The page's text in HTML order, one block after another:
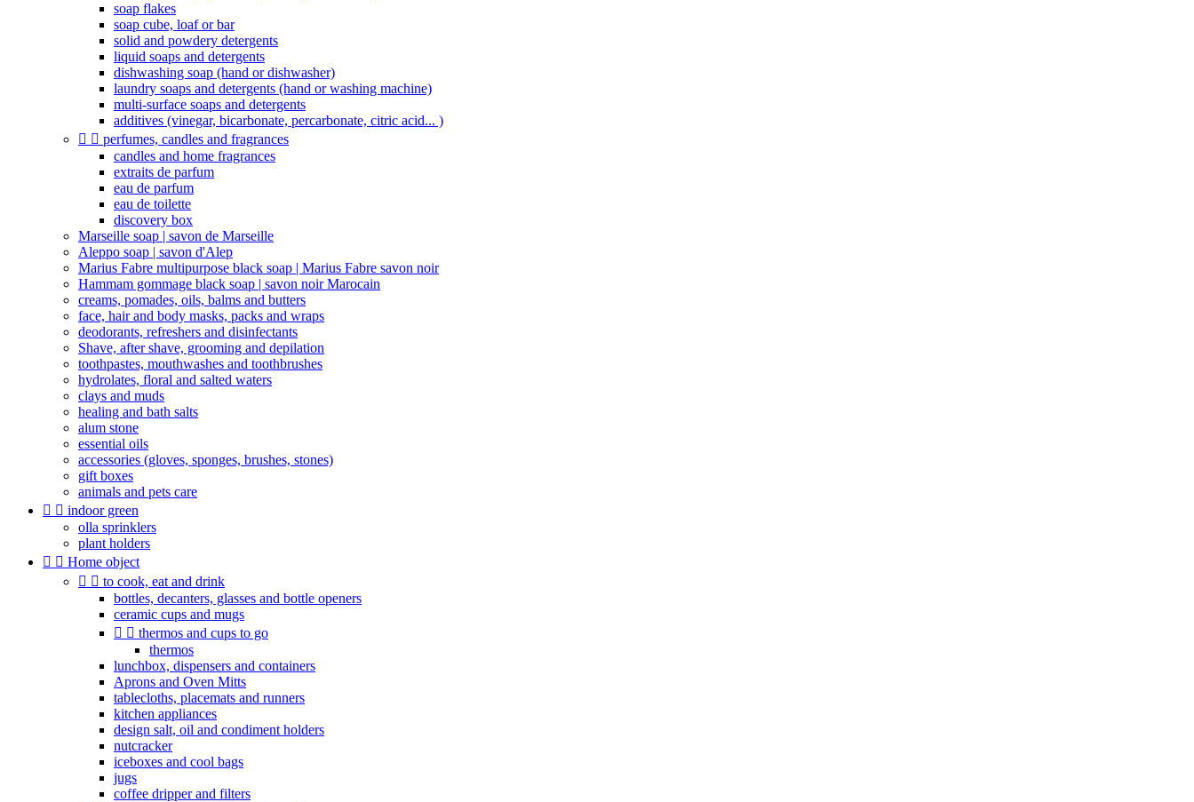
soap flakes
soap cube, loaf or bar
solid and powdery detergents
liquid soaps and detergents
dishwashing soap (hand or dishwasher)
laundry soaps and detergents (hand or washing machine)
multi-surface soaps and detergents
additives (vinegar, bicarbonate, percarbonate, citric acid... )
  perfumes, candles and fragrances
candles and home fragrances
extraits de parfum
eau de parfum
eau de toilette
discovery box
Marseille soap | savon de Marseille
Aleppo soap | savon d'Alep
Marius Fabre multipurpose black soap | Marius Fabre savon noir
Hammam gommage black soap | savon noir Marocain
creams, pomades, oils, balms and butters
face, hair and body masks, packs and wraps
deodorants, refreshers and disinfectants
Shave, after shave, grooming and depilation
toothpastes, mouthwashes and toothbrushes
hydrolates, floral and salted waters
clays and muds
healing and bath salts
alum stone
essential oils
accessories (gloves, sponges, brushes, stones)
gift boxes
animals and pets care
  indoor green
olla sprinklers
plant holders
  Home object
  to cook, eat and drink
bottles, decanters, glasses and bottle openers
ceramic cups and mugs
  thermos and cups to go
thermos
lunchbox, dispensers and containers
Aprons and Oven Mitts
tablecloths, placemats and runners
kitchen appliances
design salt, oil and condiment holders
nutcracker
iceboxes and cool bags
jugs
coffee dripper and filters